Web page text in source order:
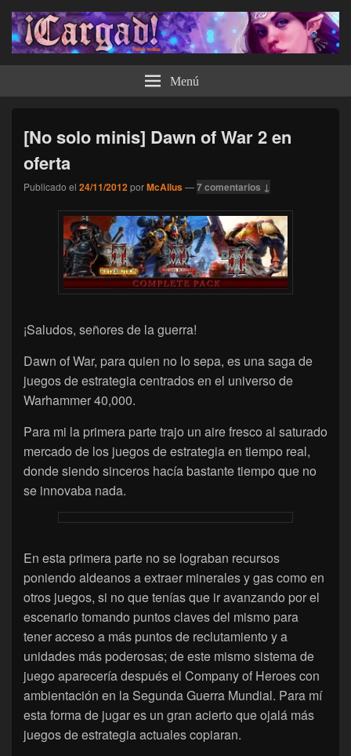
¡Cargad! Menú
[No solo minis] Dawn of War 2 en
oferta
Publicado el 24/11/2012porMcAllus—7 comentarios ↓
¡Saludos, señores de la guerra!
Dawn of War, para quien no lo sepa, es una saga de
juegos de estrategia centrados en el universo de
Warhammer 40,000.
Para mi la primera parte trajo un aire fresco al saturado
mercado de los juegos de estrategia en tiempo real,
donde siendo sinceros hacía bastante tiempo que no
se innovaba nada.
En esta primera parte no se lograban recursos
poniendo aldeanos a extraer minerales y gas como en
otros juegos, si no que tenías que ir avanzando por el
escenario tomando puntos claves del mismo para
tener acceso a más puntos de reclutamiento y a
unidades más poderosas; de este mismo sistema de
juego aparecería después el Company of Heroes con
ambientación en la Segunda Guerra Mundial. Para mí
esta forma de jugar es un gran acierto que ojalá más
juegos de estrategia actuales copiaran.